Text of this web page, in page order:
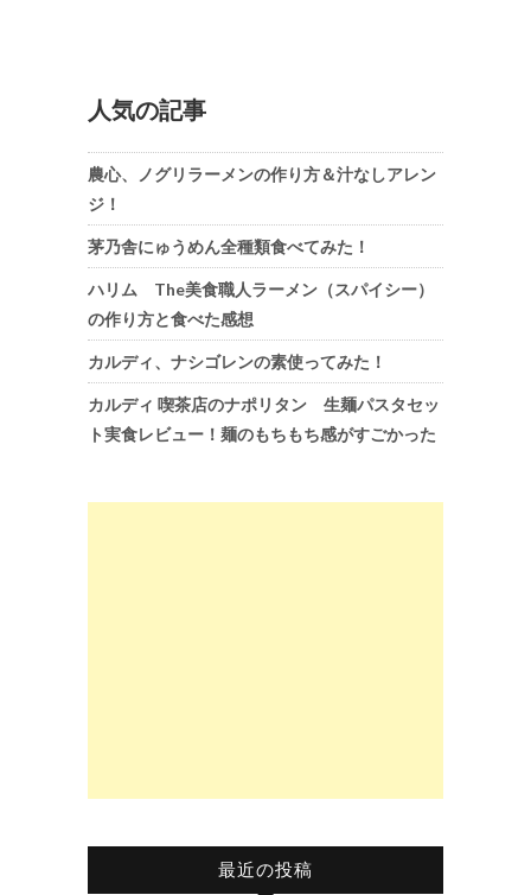
人気の記事
農心、ノグリラーメンの作り方＆汁なしアレン
ジ！
茅乃舎にゅうめん全種類食べてみた！
ハリム The美食職人ラーメン（スパイシー）
の作り方と食べた感想
カルディ、ナシゴレンの素使ってみた！
カルディ 喫茶店のナポリタン 生麺パスタセッ
ト実食レビュー！麺のもちもち感がすごかった
最近の投稿